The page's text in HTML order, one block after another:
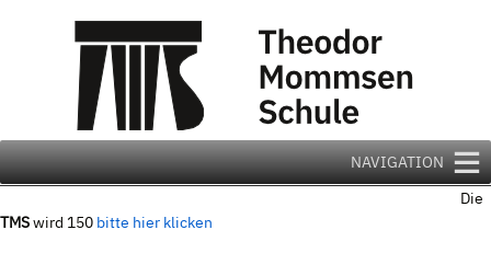
NAVIGATION
Die
TMSwird 150 bitte hier klicken